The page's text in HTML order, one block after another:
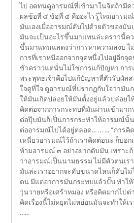
ไป อดทนดูอารมณ์ที่เข้ามาในจิตถ้ามีค
ผลข้อที่ ๕ ข้อที่ ๕ คืออะไรรู้ไหมอารม
มันเองเมื่ออารมณ์ดับไปด้วยตัวของมัน
มันจะเป็นอะไรขึ้นมาแทนล่ะคราวนี้ค
ขึ้นมาแทนแสดงว่าการหาความสงบ ไ
การที่เราหนีออกจากจุดหนึ่งไปอยู่อีกจุ
ชั่วคราวแต่นั่นไม่ใช่การแก้ปัญหา กา
พระพุทธเจ้าคือไปแก้ปัญหาที่ตัวรับผัส
ใจดูที่ใจ ดูอารมณ์ที่ปรากฏกับใจว่ามัน
ให้มันเกิดปล่อยให้มันตั้งอยู่แล้วปล่อยใ
คิดต่อจากการกระทบที่มันผ่านเข้ามาก
ต่อปุ๊บมันก็เป็นการกระทำให้อารมณ์นั้
ต่ออารมณ์ไปได้อยู่ตลอด… … … “การคิ
เหนี่ยวอารมณ์ไว้ถ้าเราคิดต่อนะ ก็บอก
ห้ามอารมณ์ ๓ อย่าอยากดับมัน เพราะถ้
ว่าอารมณ์เป็นนามธรรม ไม่มีตัวตนเรา
มันล่ะเราอยากจะดับขนาดไหนก็ดับไม่
ตน มีแต่อาการมันกระทบแล้วปั๊บ ทำให้
วุ่นวายหรือเศร้าหมอง หรือคิดมากไป
คิดเรื่องนี้ไม่หยุดไม่หย่อนมันจะทำให้เ
……